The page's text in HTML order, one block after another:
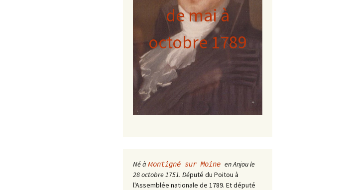
de mai à
octobre 1789
Né à Montigné sur Moine en Anjou le
28 octobre 1751. Député du Poitou à
l'Assemblée nationale de 1789. Et député